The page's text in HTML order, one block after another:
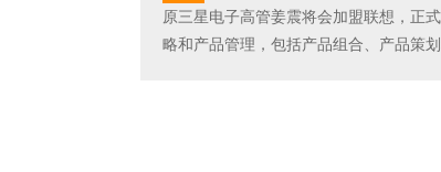
原三星电子高管姜震将会加盟联想，正
略和产品管理，包括产品组合、产品策划